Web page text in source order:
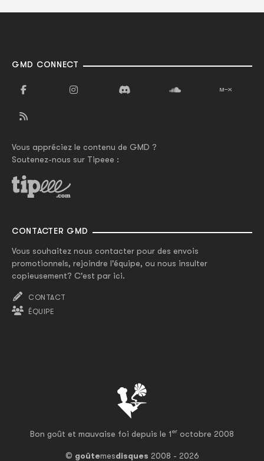
Bon goût et mauvaise foi depuis le 1er octobre 2008
© goûtemesdisques 2008 - 2026
GMD CONNECT
Vous appréciez le contenu de GMD ?
Soutenez-nous sur Tipeee :
CONTACTER GMD
Vous souhaitez nous contacter pour des envois
promotionnels, rejoindre l'équipe, ou nous insulter
copieusement? C'est par ici.
CONTACT
ÉQUIPE